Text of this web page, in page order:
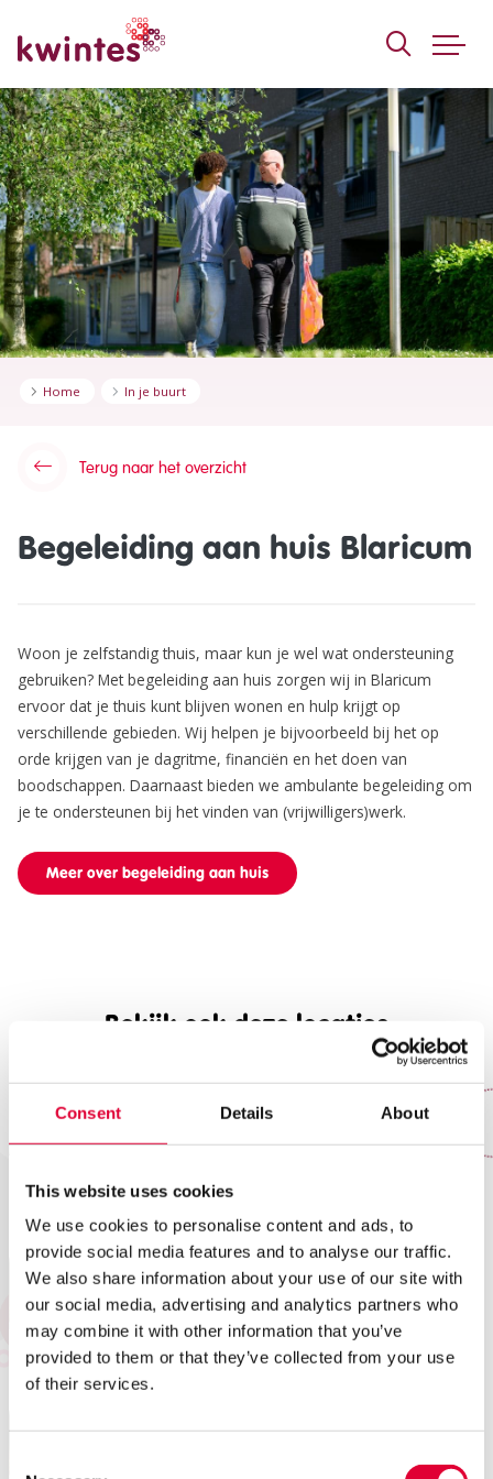
Consent Details About
This website uses cookies
We use cookies to personalise content and ads, to
provide social media features and to analyse our traffic.
We also share information about your use of our site with
our social media, advertising and analytics partners who
may combine it with other information that you’ve
provided to them or that they’ve collected from your use
of their services.
Home In je buurt
Terug naar het overzicht
Begeleiding aan huis Blaricum
Woon je zelfstandig thuis, maar kun je wel wat ondersteuning
gebruiken? Met begeleiding aan huis zorgen wij in Blaricum
ervoor dat je thuis kunt blijven wonen en hulp krijgt op
verschillende gebieden. Wij helpen je bijvoorbeeld bij het op
orde krijgen van je dagritme, financiën en het doen van
boodschappen. Daarnaast bieden we ambulante begeleiding om
je te ondersteunen bij het vinden van (vrijwilligers)werk.
Meer over begeleiding aan huis
Bekijk ook deze locaties
Team VAK Veenendaal
Gezinscoaching Soest Gezinscoaching Nijkerk